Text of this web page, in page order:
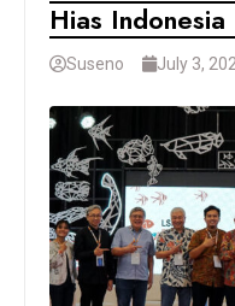
Hias
Suseno July 3,